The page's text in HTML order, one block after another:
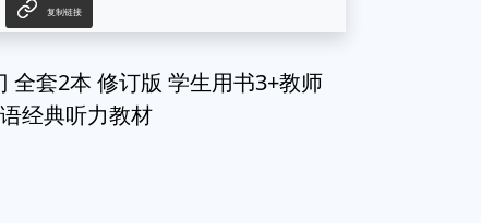
复制链接
全套2本 修订版 学生用书3+教师
经典听力教材